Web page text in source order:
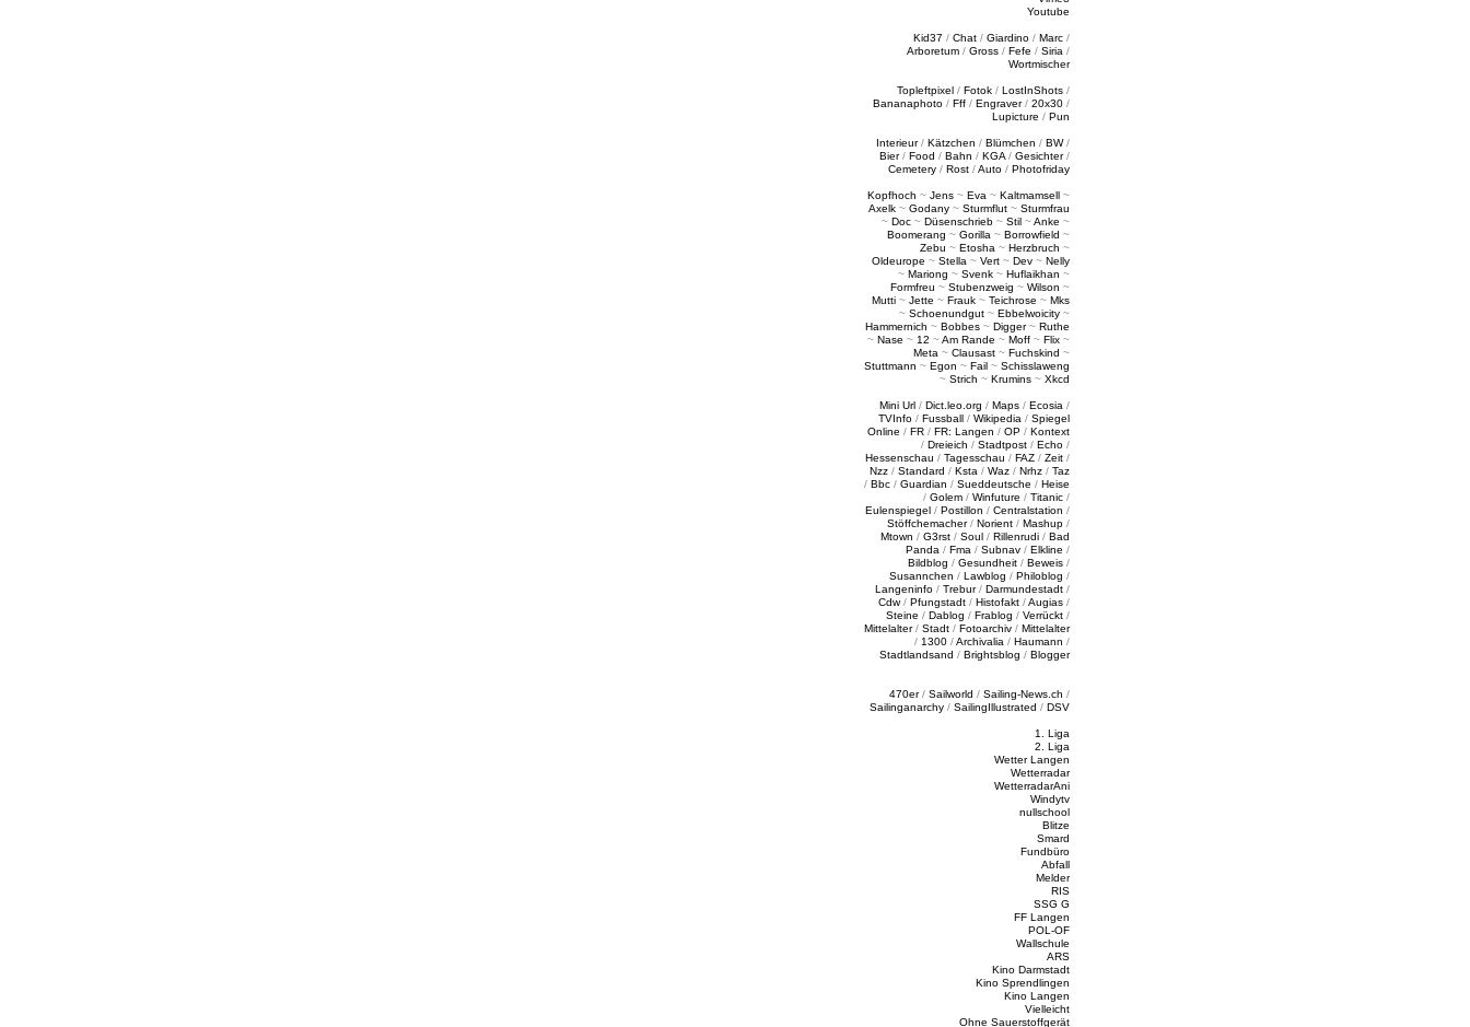
Youtube
Kid37 / Chat / Giardino / Marc /
Arboretum / Gross / Fefe / Siria /
Wortmischer
Topleftpixel / Fotok / LostInShots /
Bananaphoto / Fff / Engraver/ 20x30 /
Lupicture / Pun
Interieur/ Kätzchen / Blümchen / BW/
Bier/ Food / Bahn / KGA / Gesichter/
Cemetery / Rost /Auto / Photofriday
Kopfhoch ~ Jens ~ Eva ~ Kaltmamsell ~
Axelk ~ Godany ~ Sturmflut ~ Sturmfrau
~ Doc ~ Düsenschrieb ~ Stil ~Anke ~
Boomerang ~ Gorilla ~ Borrowfield ~
Zebu ~ Etosha ~ Herzbruch ~
Oldeurope ~ Stella ~ Vert ~ Dev ~ Nelly
~ Mariong ~ Svenk ~ Huflaikhan ~
Formfreu ~ Stubenzweig ~ Wilson ~
Mutti ~ Jette ~ Frauk ~ Teichrose ~ Mks
~ Schoenundgut ~ Ebbelwoicity ~
Hammernich ~ Bobbes ~ Digger~ Ruthe
~ Nase ~ 12 ~Am Rande ~ Moff ~ Flix ~
Meta ~ Clausast ~ Fuchskind ~
Stuttmann ~ Egon ~ Fail ~ Schisslaweng
~ Strich ~ Krumins ~ Xkcd
Mini Url / Dict.leo.org / Maps / Ecosia /
TVInfo / Fussball / Wikipedia / Spiegel
Online / FR / FR: Langen / OP / Kontext
/ Dreieich / Stadtpost / Echo /
Hessenschau / Tagesschau / FAZ / Zeit /
Nzz / Standard / Ksta / Waz / Nrhz / Taz
/ Bbc / Guardian / Sueddeutsche / Heise
/ Golem / Winfuture / Titanic /
Eulenspiegel / Postillon / Centralstation /
Stöffchemacher/ Norient / Mashup /
Mtown / G3rst / Soul / Rillenrudi / Bad
Panda / Fma / Subnav / Elkline /
Bildblog / Gesundheit / Beweis /
Susannchen / Lawblog / Philoblog /
Langeninfo / Trebur/ Darmundestadt /
Cdw/ Pfungstadt / Histofakt /Augias /
Steine / Dablog / Frablog / Verrückt /
Mittelalter/ Stadt / Fotoarchiv / Mittelalter
/ 1300 /Archivalia / Haumann /
Stadtlandsand / Brightsblog / Blogger
470er/ Sailworld / Sailing-News.ch /
Sailinganarchy / SailingIllustrated / DSV
1. Liga
2. Liga
Wetter Langen
Wetterradar
WetterradarAni
Windytv
nullschool
Blitze
Smard
Fundbüro
Abfall
Melder
RIS
SSG G
FF Langen
POL-OF
Wallschule
ARS
Kino Darmstadt
Kino Sprendlingen
Kino Langen
Vielleicht
Ohne Sauerstoffgerät